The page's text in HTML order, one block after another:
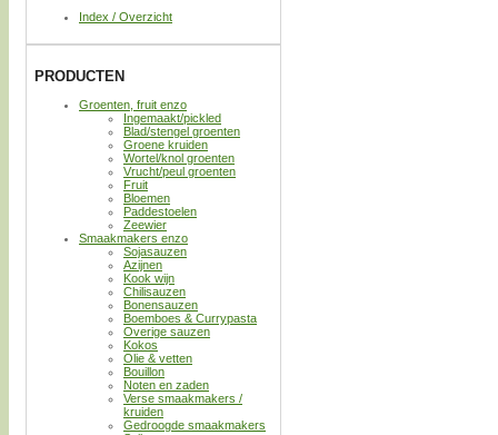
Index / Overzicht
PRODUCTEN
Groenten, fruit enzo
Ingemaakt/pickled
Blad/stengel groenten
Groene kruiden
Wortel/knol groenten
Vrucht/peul groenten
Fruit
Bloemen
Paddestoelen
Zeewier
Smaakmakers enzo
Sojasauzen
Azijnen
Kook wijn
Chilisauzen
Bonensauzen
Boemboes & Currypasta
Overige sauzen
Kokos
Olie & vetten
Bouillon
Noten en zaden
Verse smaakmakers /
kruiden
Gedroogde smaakmakers